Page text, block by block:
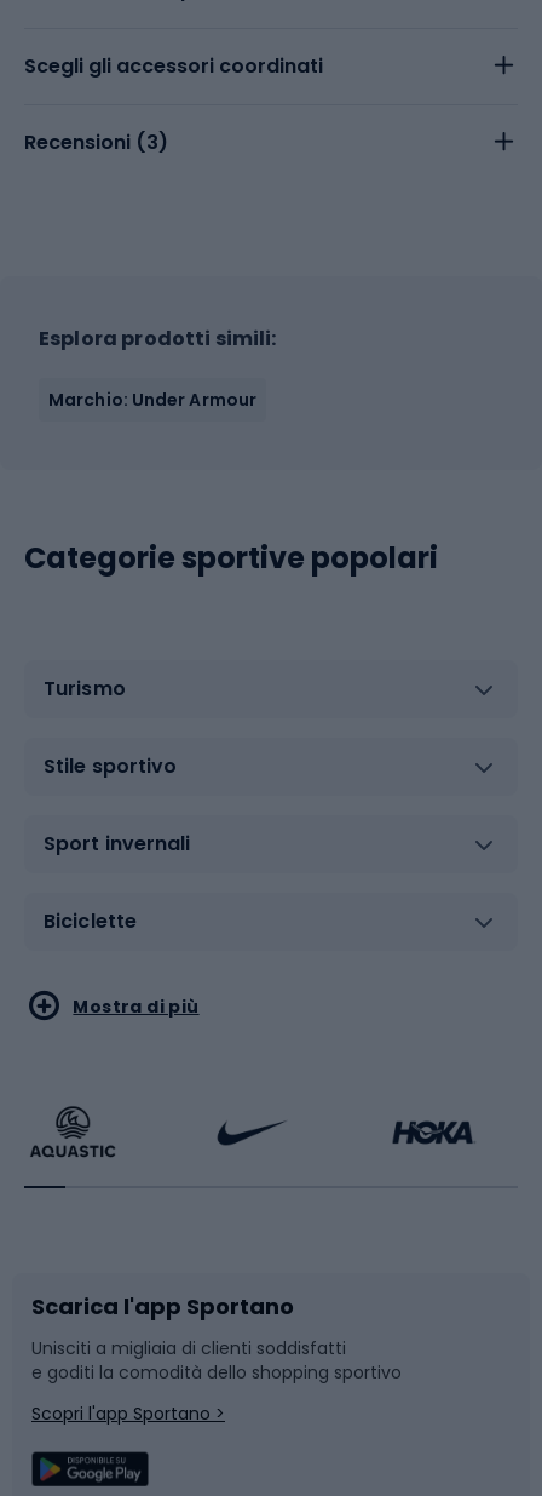
Scegli gli accessori coordinati
Recensioni (3)
Esplora prodotti simili:
Marchio: Under Armour
Categorie sportive popolari
Turismo
Stile sportivo
Sport invernali
Biciclette
Sport acquatici
Bikepacking
Bushcraft
Corsa
Sport di squadra
Sport di arti marziali
Sport con le racchette
Slitte e slittini
Snowboard
Camminata nordica
Mostra di più
Scarica l'app Sportano
Unisciti a migliaia di clienti soddisfatti
e goditi la comodità dello shopping sportivo
Scopri l'app Sportano >